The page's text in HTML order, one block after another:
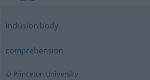
inclusion body
comprehension
© Princeton University